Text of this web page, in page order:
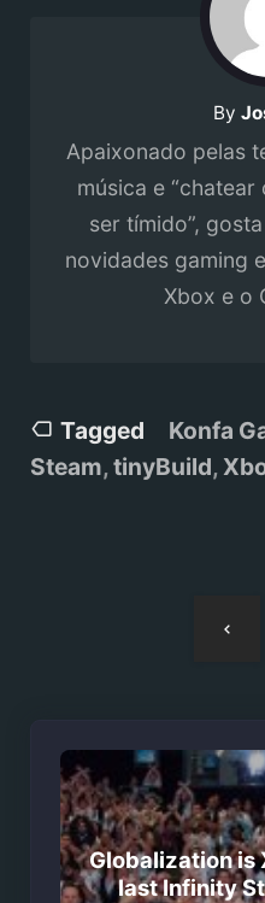
By
Apaixonado pelas
música e
ser tímido”,
novidades gaming
Xbox e o
Tagged Konfa
Steam,tinyBuild,
Globalization is
last Infinity